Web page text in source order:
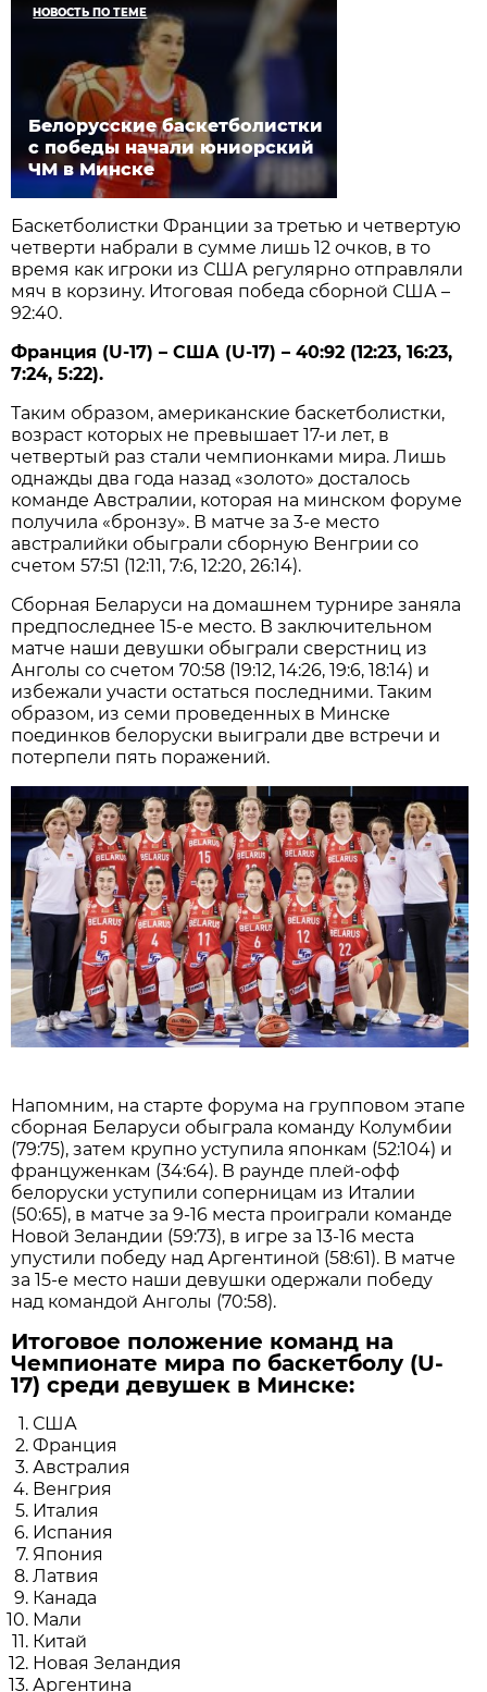
НОВОСТЬ ПО ТЕМЕ
Белорусские баскетболистки
с победы начали юниорский
ЧМ в Минске
Баскетболистки Франции за третью и четвертую
четверти набрали в сумме лишь 12 очков, в то
время как игроки из США регулярно отправляли
мяч в корзину. Итоговая победа сборной США –
92:40.
Франция (U-17) – США (U-17) – 40:92 (12:23, 16:23,
7:24, 5:22).
Таким образом, американские баскетболистки,
возраст которых не превышает 17-и лет, в
четвертый раз стали чемпионками мира. Лишь
однажды два года назад «золото» досталось
команде Австралии, которая на минском форуме
получила «бронзу». В матче за 3-е место
австралийки обыграли сборную Венгрии со
счетом 57:51 (12:11, 7:6, 12:20, 26:14).
Сборная Беларуси на домашнем турнире заняла
предпоследнее 15-е место. В заключительном
матче наши девушки обыграли сверстниц из
Анголы со счетом 70:58 (19:12, 14:26, 19:6, 18:14) и
избежали участи остаться последними. Таким
образом, из семи проведенных в Минске
поединков белоруски выиграли две встречи и
потерпели пять поражений.
Напомним, на старте форума на групповом этапе
сборная Беларуси обыграла команду Колумбии
(79:75), затем крупно уступила японкам (52:104) и
француженкам (34:64). В раунде плей-офф
белоруски уступили соперницам из Италии
(50:65), в матче за 9-16 места проиграли команде
Новой Зеландии (59:73), в игре за 13-16 места
упустили победу над Аргентиной (58:61). В матче
за 15-е место наши девушки одержали победу
над командой Анголы (70:58).
Итоговое положение команд на
Чемпионате мира по баскетболу (U-
17) среди девушек в Минске:
США
Франция
Австралия
Венгрия
Италия
Испания
Япония
Латвия
Канада
Мали
Китай
Новая Зеландия
Аргентина